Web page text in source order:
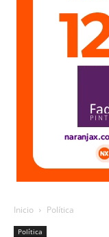
Inicio Política
Política